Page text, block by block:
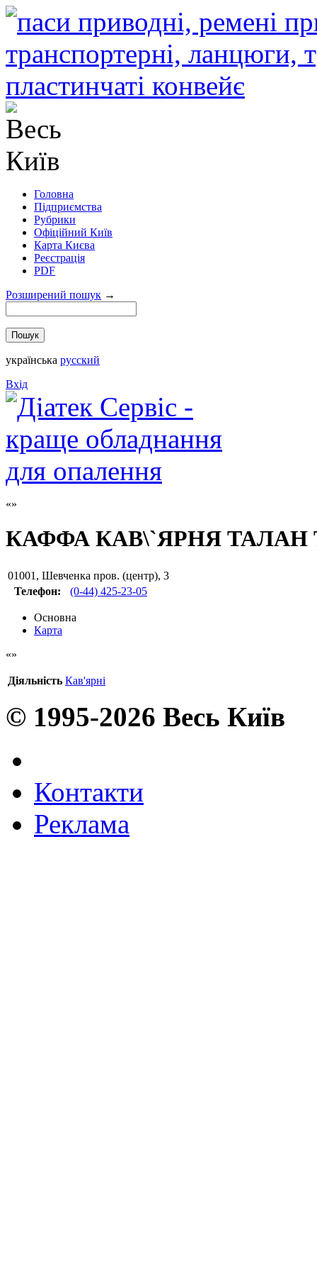
Головна
Підприємства
Рубрики
Офіційний Київ
Карта Києва
Реєстрація
PDF
Розширений пошук →
українська русский
Вхід
КАФФА КАВ\`ЯРНЯ ТАЛАН
01001 , Шевченка пров. (центр), 3
Телефон:
(0-44) 425-23-05
Основна
Карта
Діяльність Кав'ярні
© 1995-2026 Весь Київ
Контакти
Реклама